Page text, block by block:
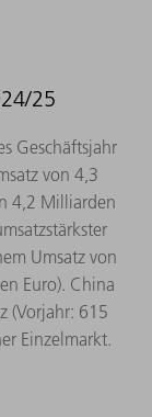
25
Geschäftsjahr
von 4,3
4,2 Milliarden
Umsatz von
Euro). China
(Vorjahr: 615
Einzelmarkt.